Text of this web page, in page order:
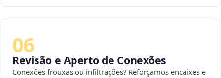
06
Revisão e Aperto de Conexões
Conexões frouxas ou infiltrações? Reforçamos encaixes e